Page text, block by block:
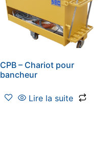
CPB – Chariot pour
bancheur
Lire la suite